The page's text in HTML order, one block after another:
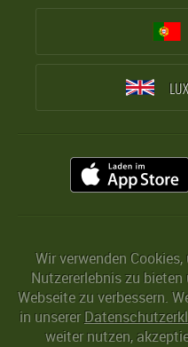
Wir verwenden
Nutzererlebnis zu
Webseite zu verbessern.
in unserer
weiter nutzen,